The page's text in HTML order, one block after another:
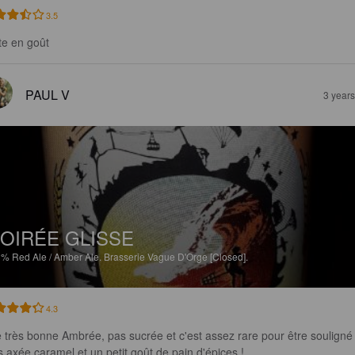
3.5
en goût
PAUL V 3
GLISSE
Red Ale / Amber Ale. Brasserie Vague D'Orge [Closed].
4.3
très bonne Ambrée, pas sucrée et c'est assez rare pour être souligné